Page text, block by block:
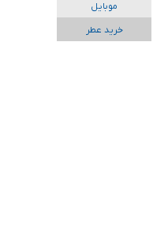
موبایل
خرید عطر